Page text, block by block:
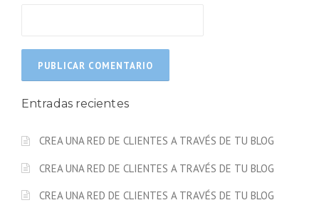
Entradas recientes
CREA UNA RED DE CLIENTES A TRAVÉS DE TU BLOG
CREA UNA RED DE CLIENTES A TRAVÉS DE TU BLOG
CREA UNA RED DE CLIENTES A TRAVÉS DE TU BLOG